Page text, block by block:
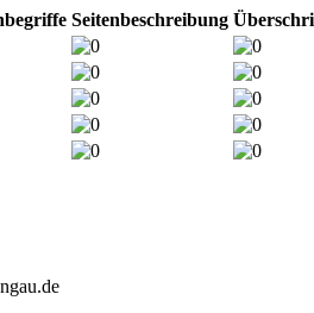
Seitenbeschreibung